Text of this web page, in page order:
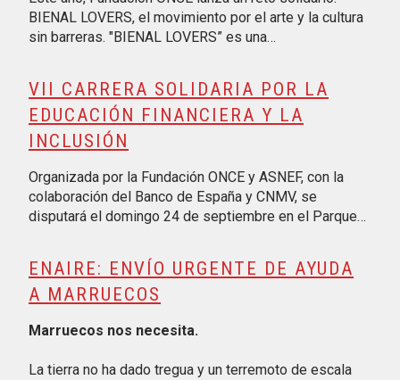
BIENAL LOVERS, el movimiento por el arte y la cultura
sin barreras. "BIENAL LOVERS” es una…
VII CARRERA SOLIDARIA POR LA
EDUCACIÓN FINANCIERA Y LA
INCLUSIÓN
Organizada por la Fundación ONCE y ASNEF, con la
colaboración del Banco de España y CNMV, se
disputará el domingo 24 de septiembre en el Parque…
ENAIRE: ENVÍO URGENTE DE AYUDA
A MARRUECOS
Marruecos nos necesita.
La tierra no ha dado tregua y un terremoto de escala